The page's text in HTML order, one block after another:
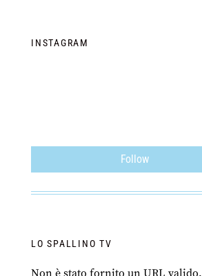
INSTAGRAM
Follow
LO SPALLINO TV